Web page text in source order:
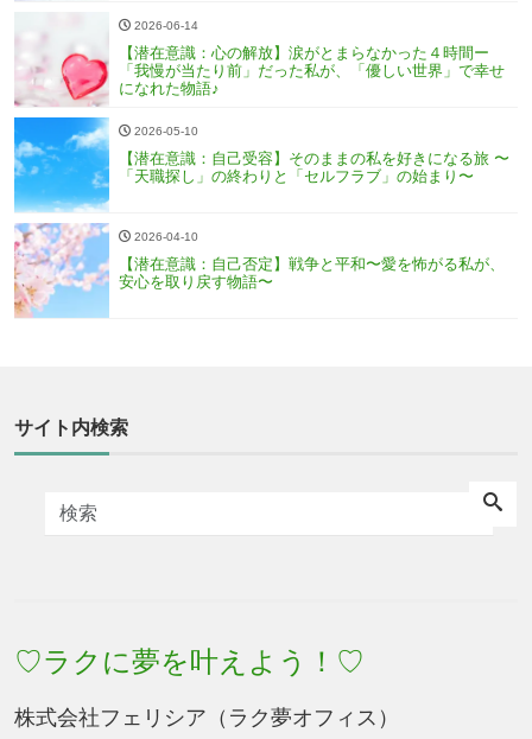
2026-06-14
【潜在意識：心の解放】涙がとまらなかった４時間ー
「我慢が当たり前」だった私が、「優しい世界」で幸せ
になれた物語♪
2026-05-10
【潜在意識：自己受容】そのままの私を好きになる旅 〜
「天職探し」の終わりと「セルフラブ」の始まり〜
2026-04-10
【潜在意識：自己否定】戦争と平和〜愛を怖がる私が、
安心を取り戻す物語〜
サイト内検索
♡ラクに夢を叶えよう！♡
株式会社フェリシア（ラク夢オフィス）